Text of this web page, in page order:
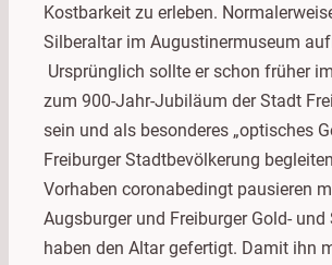
Kostbarkeit zu erleben.
Silberaltar im Augustinermuseum
Ursprünglich sollte er schon früher
zum 900-Jahr-Jubiläum der Stadt
sein und als besonderes „optisches
Freiburger Stadtbevölkerung
Vorhaben coronabedingt pausieren
Augsburger und Freiburger Gold-
haben den Altar gefertigt. Damit ihn